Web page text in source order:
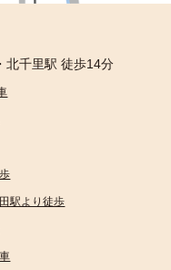
北千里駅 徒歩14分
駅より徒歩